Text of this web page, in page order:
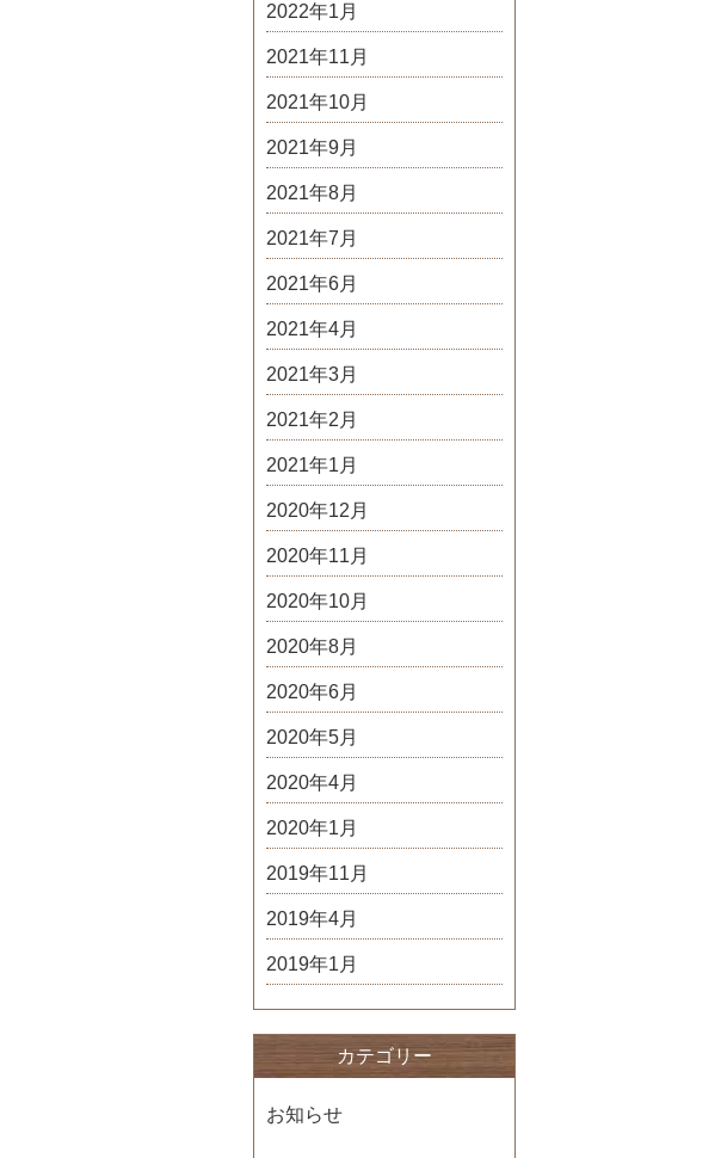
2022年1月
2021年11月
2021年10月
2021年9月
2021年8月
2021年7月
2021年6月
2021年4月
2021年3月
2021年2月
2021年1月
2020年12月
2020年11月
2020年10月
2020年8月
2020年6月
2020年5月
2020年4月
2020年1月
2019年11月
2019年4月
2019年1月
カテゴリー
お知らせ